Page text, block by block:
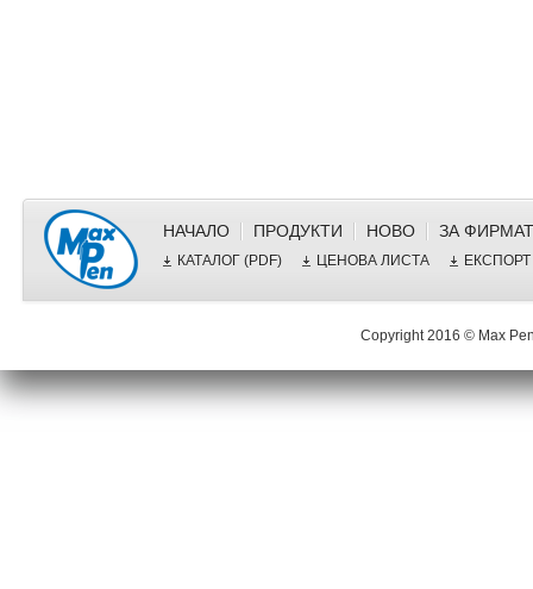
НАЧАЛО ПРОДУКТИ НОВО ЗА
КАТАЛОГ (PDF) ЦЕНОВА ЛИСТА
Copyright 2016 © Max